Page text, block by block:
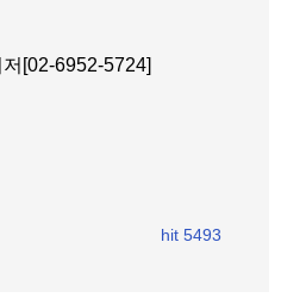
[02-6952-5724]
hit 5493